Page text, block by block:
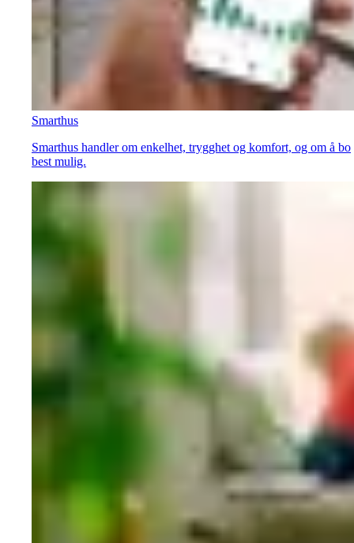
Smarthus
Smarthus handler om enkelhet, trygghet og komfort, og om å bo
best mulig.